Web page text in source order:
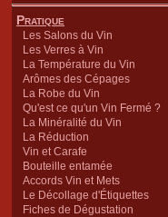
Pratique
Les Salons du Vin
Les Verres à Vin
La Température du Vin
Arômes des Cépages
La Robe du Vin
Qu'est ce qu'un Vin Fermé ?
La Minéralité du Vin
La Réduction
Vin et Carafe
Bouteille entamée
Accords Vin et Mets
Le Décollage d'Étiquettes
Fiches de Dégustation